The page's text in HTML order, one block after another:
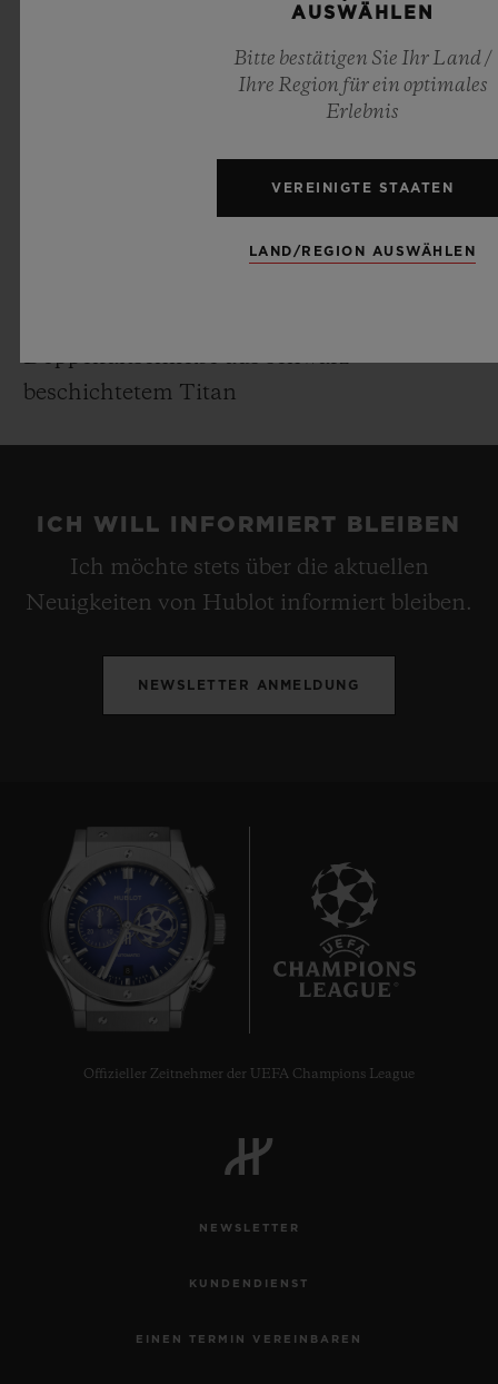
Säulenrad und Datum bei 3 Uhr
ARMBAND & SCHNALLE
Grünes Alligatorleder- und schwarzes
Doppelfaltschließe aus schwarz
beschichtetem Titan
ICH WILL INFORMIERT BLEIBEN
Ich möchte stets über die aktuellen
Neuigkeiten von Hublot informiert bleiben.
NEWSLETTER ANMELDUNG
Offizieller Zeitnehmer der UEFA Champions League
NEWSLETTER
KUNDENDIENST
EINEN TERMIN VEREINBAREN
AUSWÄHLEN
Bitte bestätigen Sie Ihr Land /
Ihre Region für ein optimales
Erlebnis
VEREINIGTE STAATEN
LAND/REGION AUSWÄHLEN